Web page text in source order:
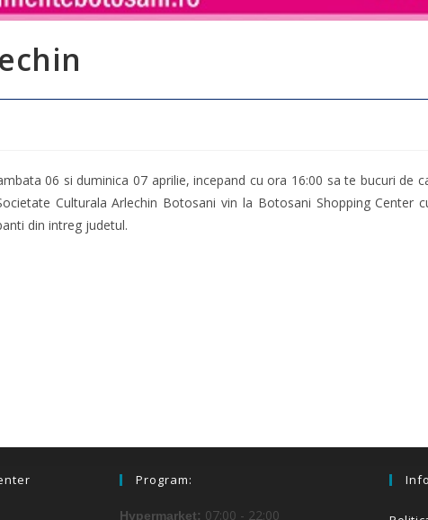
06 si duminica 07 aprilie, incepand cu ora 16:00 sa te bucuri de
Culturala Arlechin Botosani vin la Botosani Shopping Center
din intreg judetul.
Program:
Hypermarket: 07:00 - 22:00